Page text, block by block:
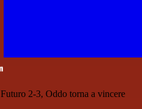
2-3, Oddo torna a vincere